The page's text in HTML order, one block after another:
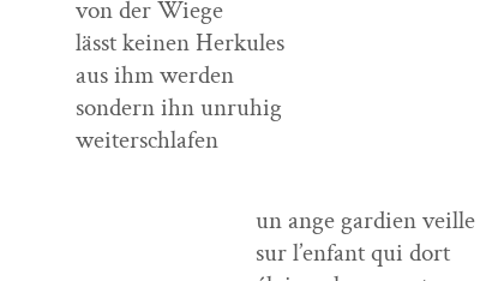
von der Wiege
lässt keinen Herkules
aus ihm werden
son­dern ihn unruhig
weiterschlafen
un ange gar­di­en veille
sur l’enfant qui dort